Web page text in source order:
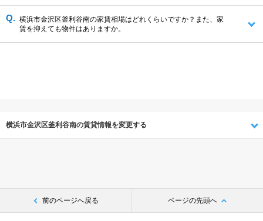
横浜市金沢区釜利谷南の家賃相場はどれくらいですか？また、家
賃を抑えても物件はありますか。
横浜市金沢区釜利谷南の賃貸情報を変更する
前のページへ戻る ページの先頭へ